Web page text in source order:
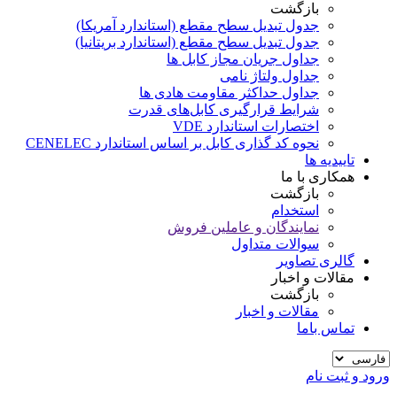
بازگشت
جدول تبدیل سطح مقطع (استاندارد آمریکا)
جدول تبدیل سطح مقطع (استاندارد بریتانیا)
جداول جریان مجاز کابل ها
جداول ولتاژ نامی
جداول حداکثر مقاومت هادی ها
شرایط قرارگیری کابل‌های قدرت
اختصارات استاندارد VDE
نحوه کد گذاری کابل بر اساس استاندارد CENELEC
تاییدیه ها
همکاری با ما
بازگشت
استخدام
نمایندگان و عاملین فروش
سوالات متداول
گالری تصاویر
مقالات و اخبار
بازگشت
مقالات و اخبار
تماس باما
ورود و ثبت نام